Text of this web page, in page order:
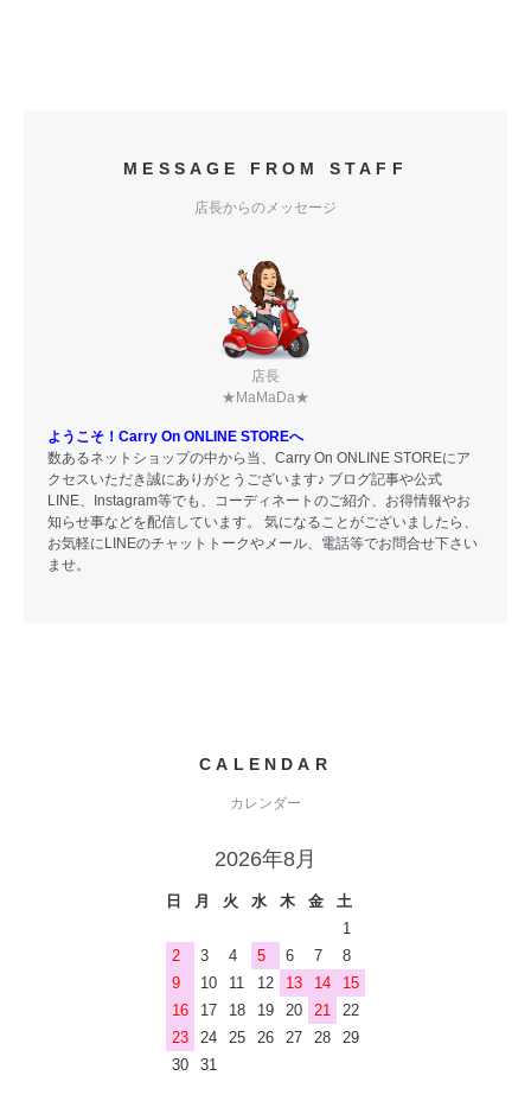
MESSAGE FROM STAFF
店長からのメッセージ
店長
★MaMaDa★
ようこそ！Carry On ONLINE STOREへ
数あるネットショップの中から当、Carry On ONLINE STOREにア
クセスいただき誠にありがとうございます♪ ブログ記事や公式
LINE、Instagram等でも、コーディネートのご紹介、お得情報やお
知らせ事などを配信しています。 気になることがございましたら、
お気軽にLINEのチャットトークやメール、電話等でお問合せ下さい
ませ。
CALENDAR
カレンダー
2026年8月
日 月 火 水 木 金
土
1
2
3 4 5 6 7
8
9
10 11 12 13 14
15
16
17 18 19 20 21
22
23
24 25 26 27 28
29
30
31